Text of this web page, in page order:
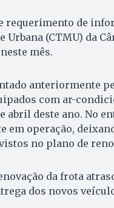
requerimento de
(CTMU) da
mês.
anteriormente
com ar-
deste ano. No
em operação,
no plano de
da frota
dos novos